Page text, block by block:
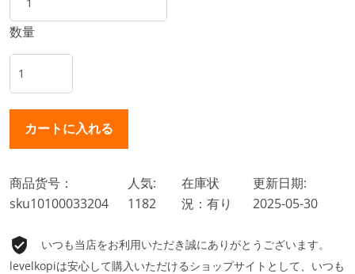
数量
商品货号：
sku10100033204
人気:
1182
在庫状
況：有り
更新日期:
2025-05-30
いつも当店をお利用いただき誠にありがとうございます。
levelkopiは安心して購入いただけるショップサイトとして、いつも